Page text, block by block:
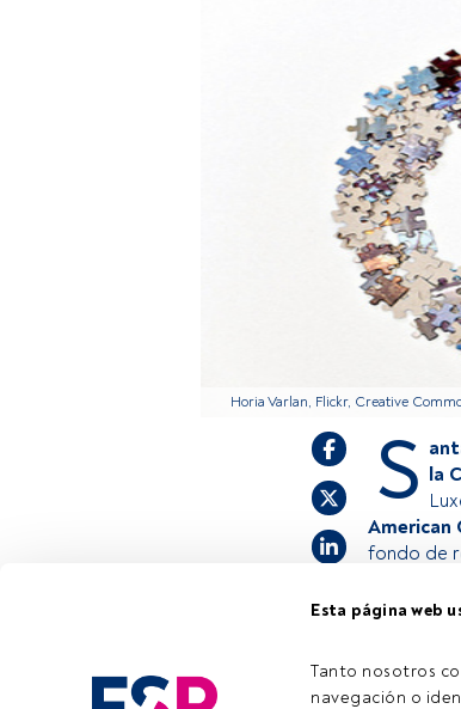
Esta página web
Tanto nosotros
navegación o
Horia Varlan, Flickr, Creative
S la
American
fondo de
estás